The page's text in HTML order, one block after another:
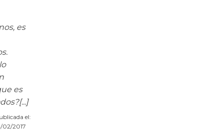
es
es
el:
02/2017